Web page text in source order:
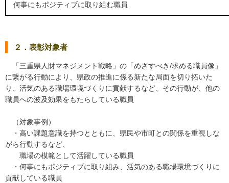
何事にもポジティブに取り組む職員
２．表彰対象者
「三重県人財マネジメント戦略」の「めざすべき/求める職員像」
に繋がる行動により、県政の推進に係る新たな局面を切り拓いた
り、活気のある職場環境づくりに貢献するなど、その行動が、他の
職員への波及効果をもたらしている職員
（対象事例）
・高い課題意識を持つとともに、県民や市町との関係を重視しな
がら行動するなど、
職場の模範として活躍している職員
・何事にもポジティブに取り組み、活気のある職場環境づくりに
貢献している職員